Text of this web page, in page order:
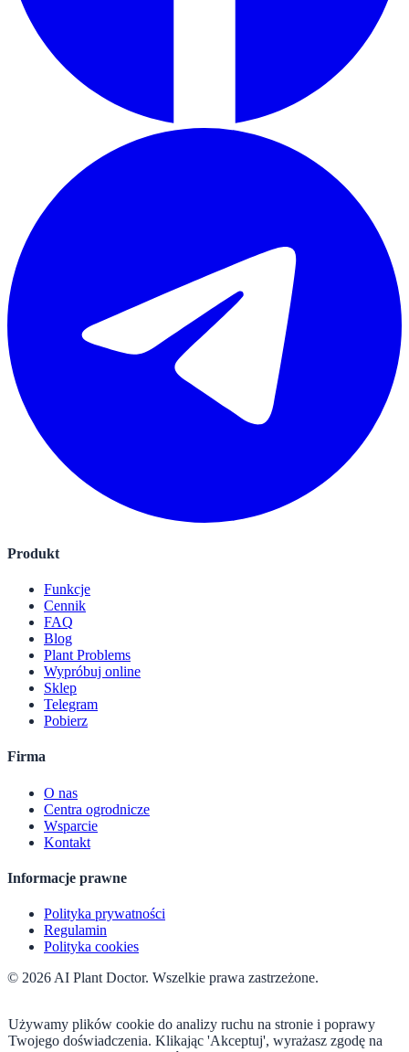
Produkt
Funkcje
Cennik
FAQ
Blog
Plant Problems
Wypróbuj online
Sklep
Telegram
Pobierz
Firma
O nas
Centra ogrodnicze
Wsparcie
Kontakt
Informacje prawne
Polityka prywatności
Regulamin
Polityka cookies
© 2026 AI Plant Doctor. Wszelkie prawa zastrzeżone.
Używamy plików cookie do analizy ruchu na stronie i poprawy
Twojego doświadczenia. Klikając 'Akceptuj', wyrażasz zgodę na